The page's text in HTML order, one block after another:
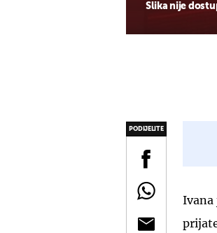
Slika nije
PODIJELITE
Ivana